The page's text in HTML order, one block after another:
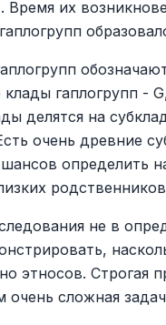
Время их
клады гаплогрупп -
делятся на
очень древние
определить
не в
этносов. Строгая
очень сложная